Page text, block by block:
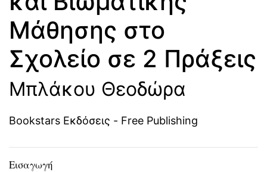
Μάθησης στο
Σχολείο σε 2 Πράξεις
Μπλάκου Θεοδώρα
Bookstars Εκδόσεις - Free Publishing
Εισαγωγή